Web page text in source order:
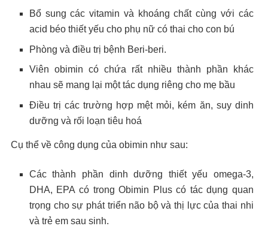
Bổ sung các vitamin và khoáng chất cùng với các
acid béo thiết yếu cho phụ nữ có thai cho con bú
Phòng và điều trị bệnh Beri-beri.
Viên obimin có chứa rất nhiều thành phần khác
nhau sẽ mang lại một tác dụng riêng cho mẹ bầu
Điều trị các trường hợp mệt mỏi, kém ăn, suy dinh
dưỡng và rối loạn tiêu hoá
Cụ thể về công dụng của obimin như sau:
Các thành phần dinh dưỡng thiết yếu omega-3,
DHA, EPA có trong Obimin Plus có tác dụng quan
trọng cho sự phát triển não bộ và thị lực của thai nhi
và trẻ em sau sinh.